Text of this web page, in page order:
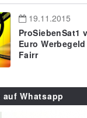
19.11.2015
ProSiebenSat1
Euro
Fairr
Whatsapp